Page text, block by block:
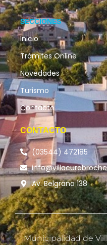
SECCIONES
Inicio
Trámites Online
Novedades
Turismo
Contacto
CONTACTO
(03544) 472185
Av. Belgrano 138
Municipalidad de